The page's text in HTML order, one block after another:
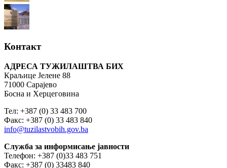
Контакт
АДРЕСА ТУЖИЛАШТВА БИХ
Краљице Јелене 88
71000 Сарајево
Босна и Херцеговина
Тел: +387 (0) 33 483 700
Факс: +387 (0) 33 483 840
info@tuzilastvobih.gov.ba
Служба за информисање јавности
Телефон: +387 (0)33 483 751
Факс: +387 (0) 33483 840